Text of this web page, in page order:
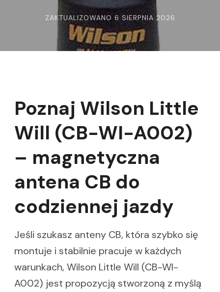
ZAKTUALIZOWANO 6 SIERPNIA 2026
Poznaj Wilson Little
Will (CB-WI-A002)
– magnetyczna
antena CB do
codziennej jazdy
Jeśli szukasz anteny CB, która szybko się
montuje i stabilnie pracuje w każdych
warunkach, Wilson Little Will (CB-WI-
A002) jest propozycją stworzoną z myślą